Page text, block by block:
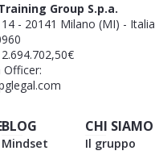
Group S.p.a.
- 20141 Milano (MI) - Italia
BLOG
Mindset
CHI SIAMO
Il gruppo